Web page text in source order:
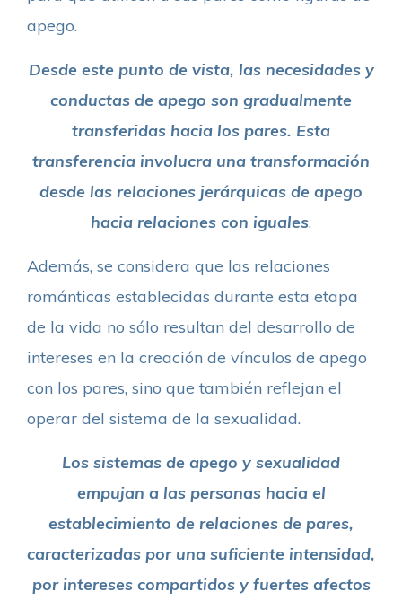
apego.
Desde este punto de vista, las necesidades y
conductas de apego son gradualmente
transferidas hacia los pares. Esta
transferencia involucra una transformación
desde las relaciones jerárquicas de apego
hacia relaciones con iguales.
Además, se considera que las relaciones
románticas establecidas durante esta etapa
de la vida no sólo resultan del desarrollo de
intereses en la creación de vínculos de apego
con los pares, sino que también reflejan el
operar del sistema de la sexualidad.
Los sistemas de apego y sexualidad
empujan a las personas hacia el
establecimiento de relaciones de pares,
caracterizadas por una suficiente intensidad,
por intereses compartidos y fuertes afectos